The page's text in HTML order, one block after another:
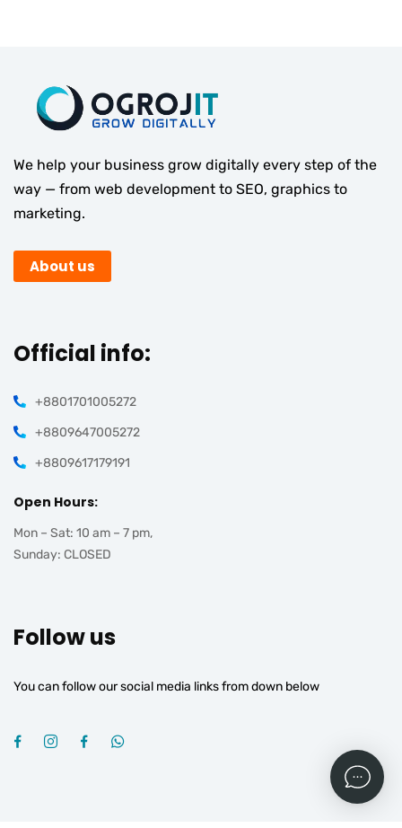
We help your business grow digitally every step of the
way — from web development to SEO, graphics to
marketing.
About us
Official info:
+8801701005272
+8809647005272
+8809617179191
Open Hours:
Mon – Sat: 10 am – 7 pm,
Sunday: CLOSED
Follow us
You can follow our social media links from down below